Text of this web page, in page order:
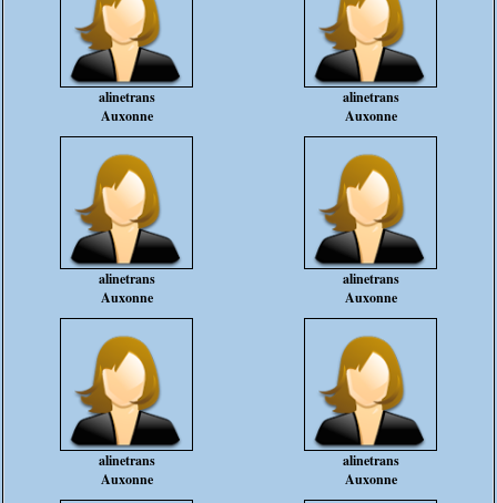
alinetrans
Auxonne
alinetrans
Auxonne
alinetrans
Auxonne
alinetrans
Auxonne
alinetrans
Auxonne
alinetrans
Auxonne